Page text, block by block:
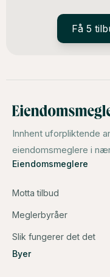
Få 5
Innhent uforpliktende
eiendomsmeglere i
Eiendomsmeglere
Motta tilbud
Meglerbyråer
Slik fungerer det det
Byer